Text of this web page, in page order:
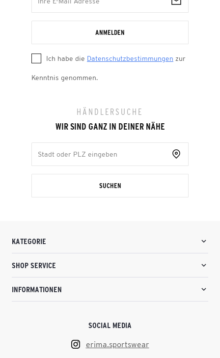
ANMELDEN
Ich habe die Datenschutzbestimmungen zur
Kenntnis genommen.
HÄNDLERSUCHE
WIR SIND GANZ IN DEINER NÄHE
SUCHEN
KATEGORIE
SHOP SERVICE
INFORMATIONEN
SOCIAL MEDIA
erima.sportswear